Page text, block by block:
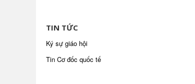
TIN TỨC
Ký sự giáo hội
Tin Cơ đốc quốc tế